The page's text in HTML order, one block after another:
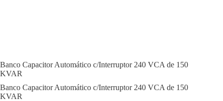
Banco Capacitor Automático c/Interruptor 240 VCA de 150
KVAR
Banco Capacitor Automático c/Interruptor 240 VCA de 150
KVAR